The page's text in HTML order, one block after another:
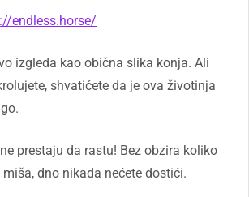
endless.horse/
izgleda kao obična slika konja. Ali
shvatićete da je ova životinja
prestaju da rastu! Bez obzira koliko
dno nikada nećete dostići.